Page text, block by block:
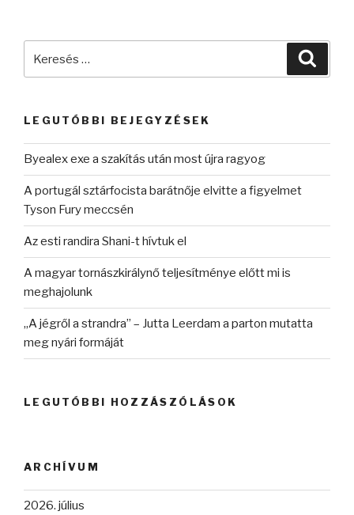
LEGUTÓBBI BEJEGYZÉSEK
Byealex exe a szakítás után most újra ragyog
A portugál sztárfocista barátnője elvitte a figyelmet
Tyson Fury meccsén
Az esti randira Shani-t hívtuk el
A magyar tornászkirálynő teljesítménye előtt mi is
meghajolunk
„A jégről a strandra” – Jutta Leerdam a parton mutatta
meg nyári formáját
LEGUTÓBBI HOZZÁSZÓLÁSOK
ARCHÍVUM
2026. július